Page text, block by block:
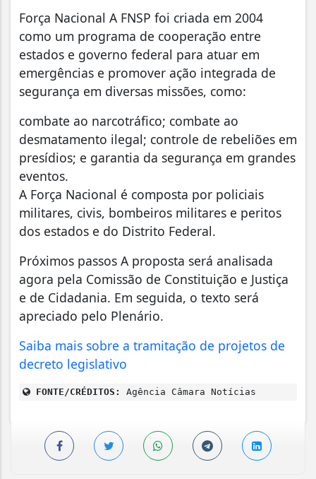
Força Nacional A FNSP foi criada em 2004
como um programa de cooperação entre
estados e governo federal para atuar em
emergências e promover ação integrada de
segurança em diversas missões, como:
combate ao narcotráfico; combate ao
desmatamento ilegal; controle de rebeliões em
presídios; e garantia da segurança em grandes
eventos.
A Força Nacional é composta por policiais
militares, civis, bombeiros militares e peritos
dos estados e do Distrito Federal.
Próximos passos A proposta será analisada
agora pela Comissão de Constituição e Justiça
e de Cidadania. Em seguida, o texto será
apreciado pelo Plenário.
Saiba mais sobre a tramitação de projetos de
decreto legislativo
FONTE/CRÉDITOS: Agência Câmara Notícias